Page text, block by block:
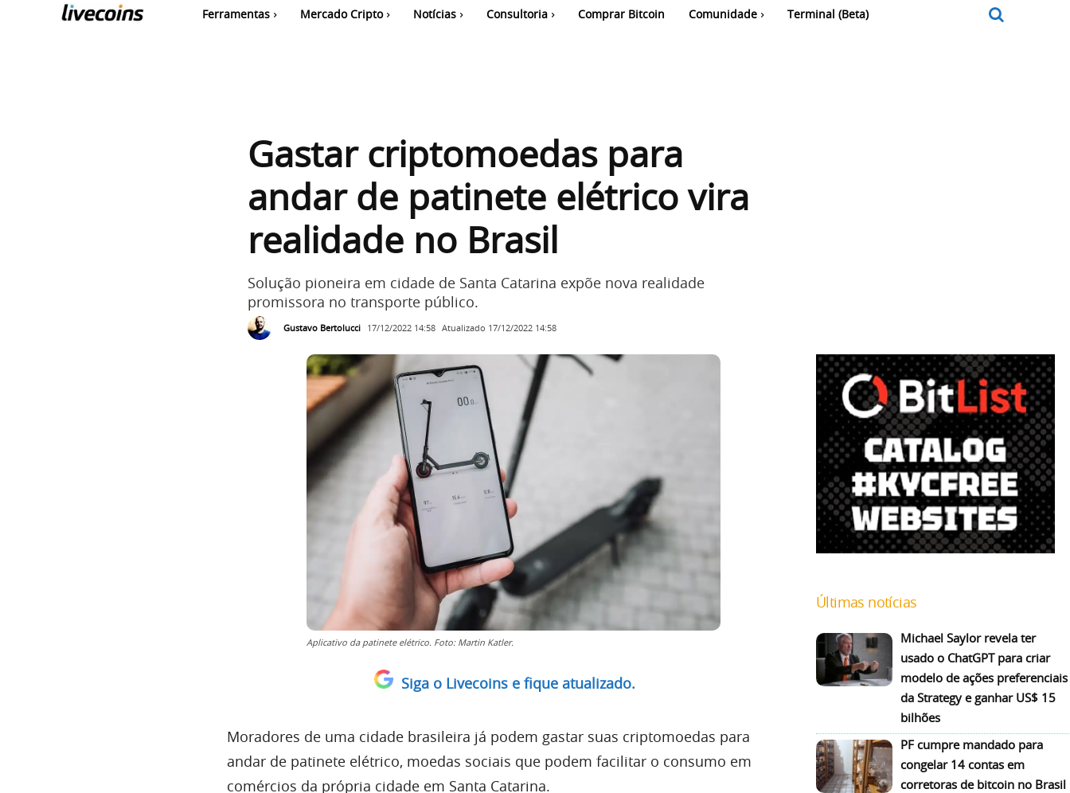
Ferramentas Mercado Cripto Notícias Consultoria Comprar Bitcoin Comunidade Terminal (Beta)
Gastar criptomoedas para
andar de patinete elétrico vira
realidade no Brasil
Solução pioneira em cidade de Santa Catarina expõe nova realidade
promissora no transporte público.
Gustavo Bertolucci 17/12/2022 14:58 Atualizado 17/12/2022 14:58
Aplicativo da patinete elétrico. Foto: Martin Katler.
Siga o Livecoins e fique atualizado.
Moradores de uma cidade brasileira já podem gastar suas criptomoedas para
andar de patinete elétrico, moedas sociais que podem facilitar o consumo em
comércios da própria cidade em Santa Catarina.
Últimas notícias
Michael Saylor revela ter
usado o ChatGPT para criar
modelo de ações preferenciais
da Strategy e ganhar US$ 15
bilhões
PF cumpre mandado para
congelar 14 contas em
corretoras de bitcoin no Brasil